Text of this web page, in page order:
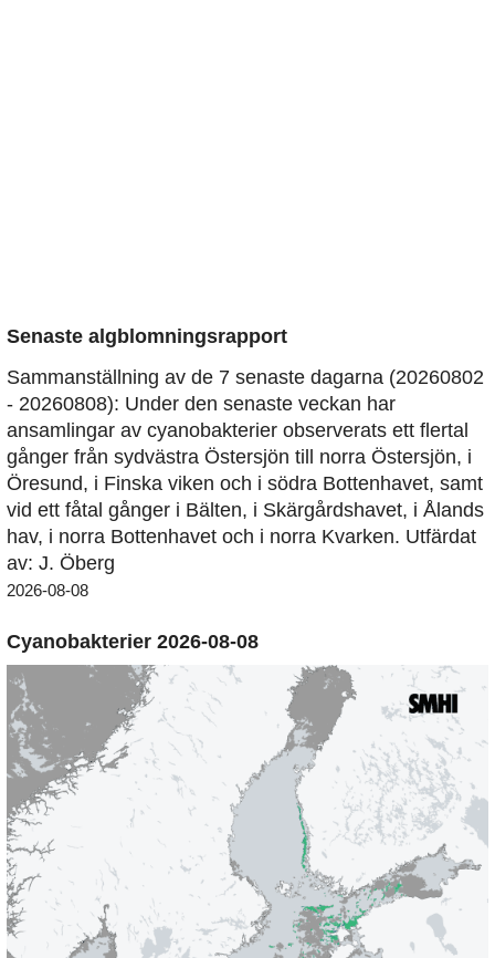
Senaste algblomningsrapport
Sammanställning av de 7 senaste dagarna (20260802
- 20260808): Under den senaste veckan har
ansamlingar av cyanobakterier observerats ett flertal
gånger från sydvästra Östersjön till norra Östersjön, i
Öresund, i Finska viken och i södra Bottenhavet, samt
vid ett fåtal gånger i Bälten, i Skärgårdshavet, i Ålands
hav, i norra Bottenhavet och i norra Kvarken. Utfärdat
av: J. Öberg
2026-08-08
Cyanobakterier 2026-08-08